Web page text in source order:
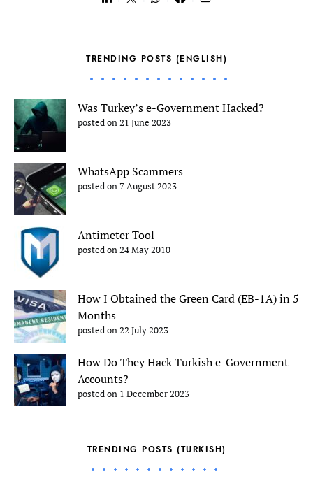
TRENDING POSTS (ENGLISH)
Was Turkey’s e-Government Hacked?
posted on 21 June 2023
WhatsApp Scammers
posted on 7 August 2023
Antimeter Tool
posted on 24 May 2010
How I Obtained the Green Card (EB-1A) in 5
Months
posted on 22 July 2023
How Do They Hack Turkish e-Government
Accounts?
posted on 1 December 2023
TRENDING POSTS (TURKISH)